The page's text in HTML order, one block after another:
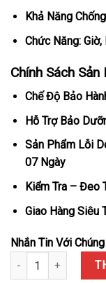
Khả Năng
Chức Năng: Giờ,
Chính Sách Sản
Chế Độ Bảo
Hỗ Trợ Bảo
Sản Phẩm Lỗi
07 Ngày
Kiểm Tra – Đeo
Giao Hàng Siêu
Nhắn Tin Với
Đồng Hồ Hublot